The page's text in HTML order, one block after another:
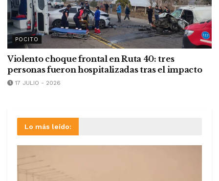
POCITO
Violento choque frontal en Ruta 40: tres
personas fueron hospitalizadas tras el impacto
17 JULIO - 2026
Lo más leído: